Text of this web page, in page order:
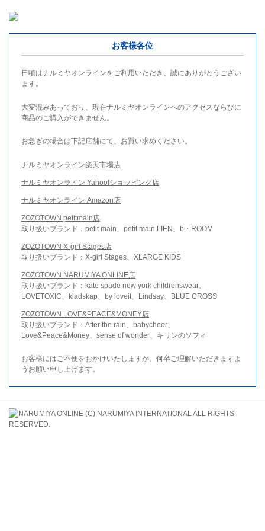
お客様各位
日頃はナルミヤオンラインをご利用いただき、誠にありがとうござい
ます。
大変混みあっており、現在ナルミヤオンラインへのアクセスならびに
商品のご購入ができません。
お急ぎの場合は下記店舗にて、お買い求めください。
ナルミヤオンライン楽天市場店
ナルミヤオンライン Yahoo!ショッピング店
ナルミヤオンライン Amazon店
ZOZOTOWN petitmain店
取り扱いブランド：petit main、petit main LIEN、b・ROOM
ZOZOTOWN X-girl Stages店
取り扱いブランド：X-girl Stages、XLARGE KIDS
ZOZOTOWN NARUMIYA ONLINE店
取り扱いブランド：kate spade new york childrenswear、
LOVETOXIC、kladskap、by loveit、Lindsay、BLUE CROSS
ZOZOTOWN LOVE&PEACE&MONEY店
取り扱いブランド：After the rain、babycheer、
Love&Peace&Money、sense of wonder、キリンのソフィ
お客様にはご不便をおかけいたしますが、何卒ご理解いただきますよ
うお願い申し上げます。